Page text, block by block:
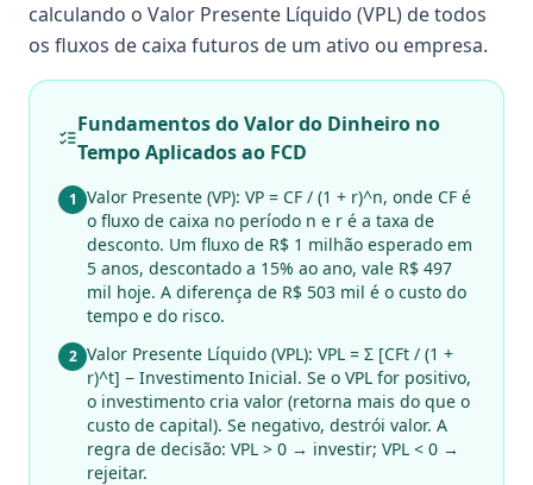
calculando o Valor Presente Líquido (VPL) de todos
os fluxos de caixa futuros de um ativo ou empresa.
Fundamentos do Valor do Dinheiro no
Tempo Aplicados ao FCD
1 Valor Presente (VP): VP = CF / (1 + r)^n, onde CF é
o fluxo de caixa no período n e r é a taxa de
desconto. Um fluxo de R$ 1 milhão esperado em
5 anos, descontado a 15% ao ano, vale R$ 497
mil hoje. A diferença de R$ 503 mil é o custo do
tempo e do risco.
2 Valor Presente Líquido (VPL): VPL = Σ [CFt / (1 +
r)^t] − Investimento Inicial. Se o VPL for positivo,
o investimento cria valor (retorna mais do que o
custo de capital). Se negativo, destrói valor. A
regra de decisão: VPL > 0 → investir; VPL < 0 →
rejeitar.